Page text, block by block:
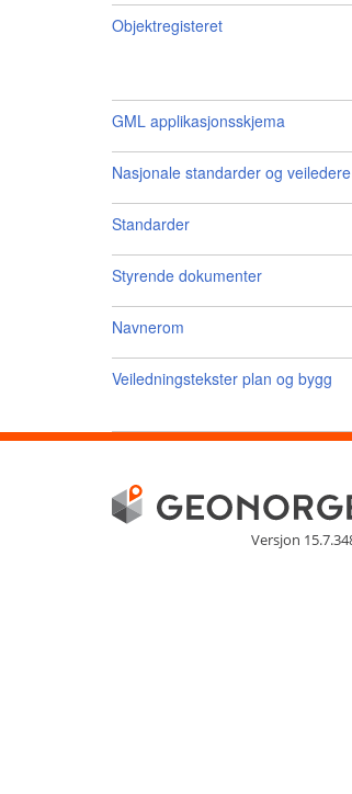
Objektregisteret
GML applikasjonsskjema
Nasjonale standarder og veiledere
Standarder
Styrende dokumenter
Navnerom
Veiledningstekster plan og bygg